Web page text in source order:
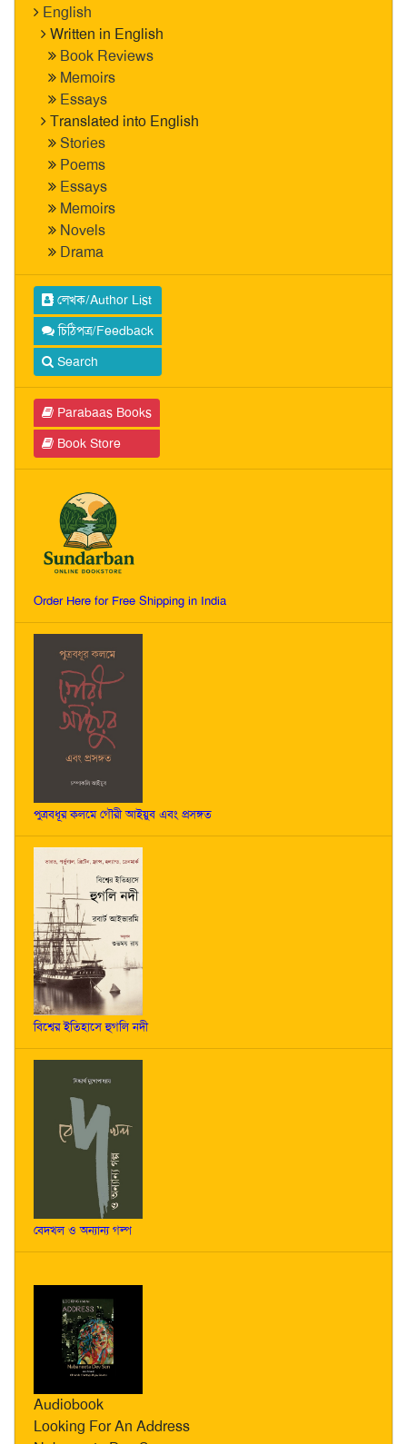
English
Written in English
Book Reviews
Memoirs
Essays
Translated into English
Stories
Poems
Essays
Memoirs
Novels
Drama
লেখক/Author List
চিঠিপত্র/Feedback
Search
Parabaas Books
Book Store
Order Here for Free Shipping in India
পুত্রবধূর কলমে গৌরী আইয়ুব এবং প্রসঙ্গত
বিশ্বের ইতিহাসে হুগলি নদী
বেদখল ও অন্যান্য গল্প
Audiobook
Looking For An Address